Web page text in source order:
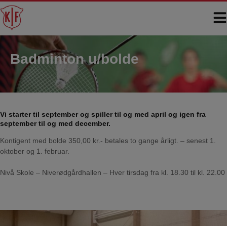
Hop
til
indholdet
Badminton u/bolde
Vi starter til september og spiller til og med april og igen fra
september til og med december.
Kontigent med bolde 350,00 kr.- betales to gange årligt. – senest 1.
oktober og 1. februar.
Nivå Skole – Niverødgårdhallen – Hver tirsdag fra kl. 18.30 til kl. 22.00